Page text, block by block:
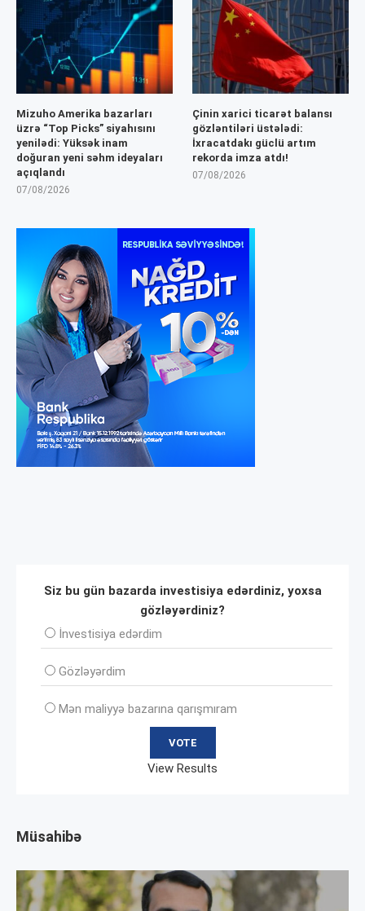
Mizuho Amerika bazarları
üzrə “Top Picks” siyahısını
yenilədi: Yüksək inam
doğuran yeni səhm ideyaları
açıqlandı
07/08/2026
Çinin xarici ticarət balansı
gözləntiləri üstələdi:
İxracatdakı güclü artım
rekorda imza atdı!
07/08/2026
Siz bu gün bazarda investisiya edərdiniz, yoxsa
gözləyərdiniz?
İnvеstisiya edərdim
Gözləyərdim
Mən maliyyə bazarına qarışmıram
View Results
Müsahibə